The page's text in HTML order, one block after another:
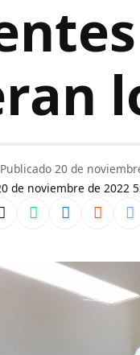
de noviembre de 2022
Publicado 20 de